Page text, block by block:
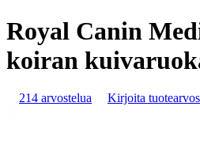
Royal Canin
koiran
214 arvostelua Kirjoita